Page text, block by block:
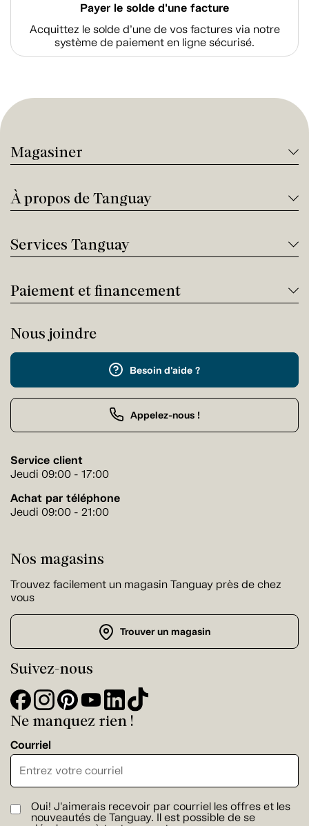
Payer le solde d'une facture
Acquittez le solde d’une de vos factures via notre
système de paiement en ligne sécurisé.
Magasiner
À propos de Tanguay
Services Tanguay
Paiement et financement
Nous joindre
Besoin d'aide ?
Appelez-nous !
Service client
Jeudi 09:00 - 17:00
Achat par téléphone
Jeudi 09:00 - 21:00
Nos magasins
Trouvez facilement un magasin Tanguay près de chez
vous
Trouver un magasin
Suivez-nous
Ne manquez rien !
Courriel
Oui! J'aimerais recevoir par courriel les offres et les
nouveautés de Tanguay. Il est possible de se